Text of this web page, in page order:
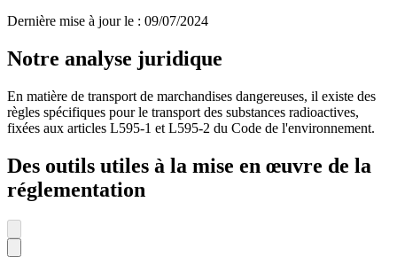
Dernière mise à jour le : 09/07/2024
Notre analyse juridique
En matière de transport de marchandises dangereuses, il existe des
règles spécifiques pour le transport des substances radioactives,
fixées aux articles L595-1 et L595-2 du Code de l'environnement.
Des outils utiles à la mise en œuvre de la
réglementation